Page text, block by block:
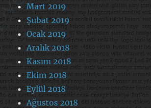
Mart 2019
Şubat 2019
Ocak 2019
Aralık 2018
Kasım 2018
Ekim 2018
Eylül 2018
Ağustos 2018